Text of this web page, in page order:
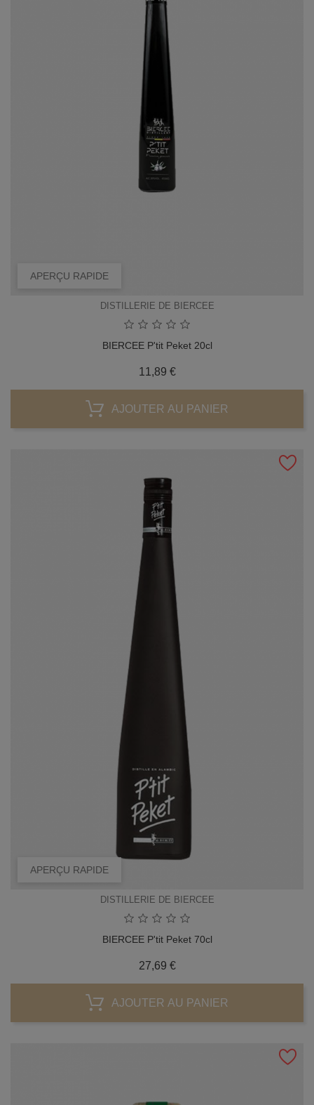
APERÇU RAPIDE
DISTILLERIE DE BIERCEE
BIERCEE P'tit Peket 20cl
11,89 €Prix
AJOUTER AU PANIER
APERÇU RAPIDE
DISTILLERIE DE BIERCEE
BIERCEE P'tit Peket 70cl
27,69 €Prix
AJOUTER AU PANIER